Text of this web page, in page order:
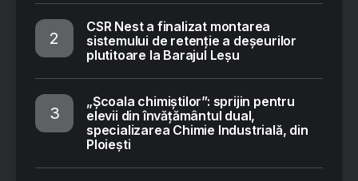
CSR Nest a finalizat montarea
sistemului de retenție a deșeurilor
plutitoare la Barajul Leșu
„Școala chimiștilor”: sprijin pentru
elevii din învățământul dual,
specializarea Chimie Industrială, din
Ploiești